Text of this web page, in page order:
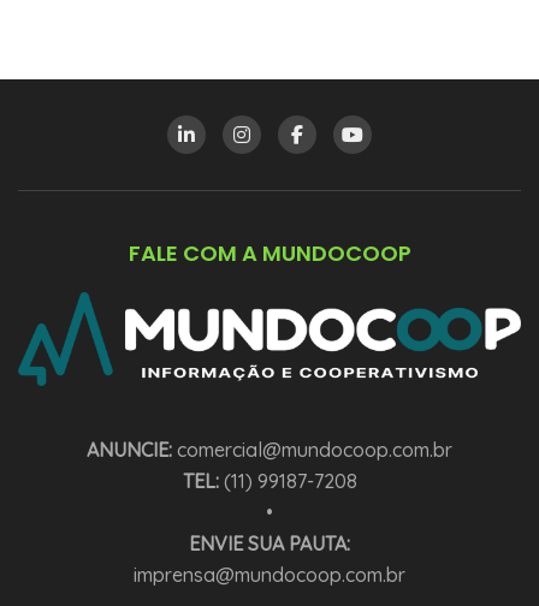
FALE COM A MUNDOCOOP
ANUNCIE: comercial@mundocoop.com.br
TEL:(11) 99187-7208
•
ENVIE SUA PAUTA:
imprensa@mundocoop.com.br